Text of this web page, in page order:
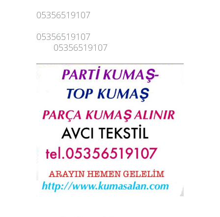
05356519107
05356519107
05356519107